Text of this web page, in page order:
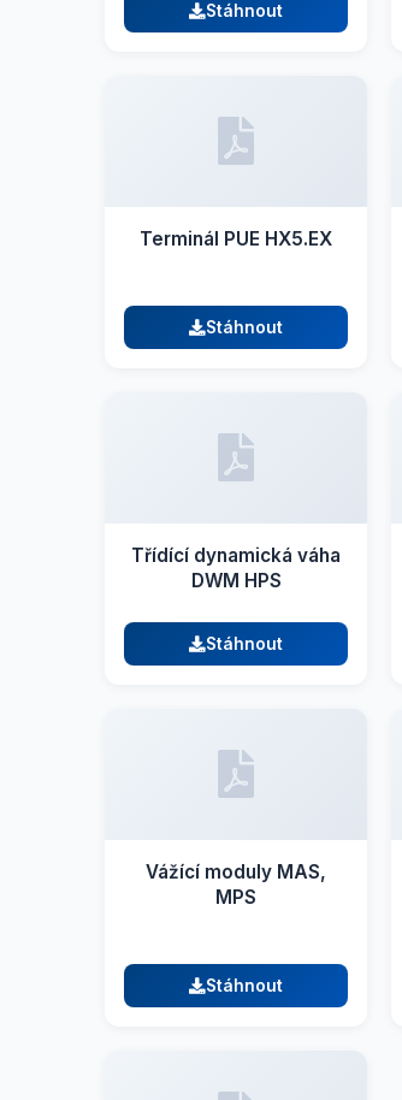
Stáhnout
Terminál PUE HX5.EX
Stáhnout
Třídící dynamická váha
DWM HPS
Stáhnout
Vážící moduly MAS,
MPS
Stáhnout